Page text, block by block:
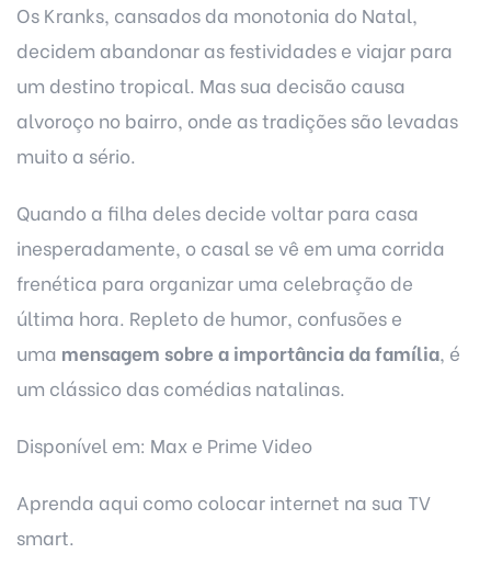
Os Kranks, cansados da monotonia do Natal,
decidem abandonar as festividades e viajar para
um destino tropical. Mas sua decisão causa
alvoroço no bairro, onde as tradições são levadas
muito a sério.
Quando a filha deles decide voltar para casa
inesperadamente, o casal se vê em uma corrida
frenética para organizar uma celebração de
última hora. Repleto de humor, confusões e
uma mensagem sobre a importância da família, é
um clássico das comédias natalinas.
Disponível em: Max e Prime Video
Aprenda aqui como colocar internet na sua TV
smart.